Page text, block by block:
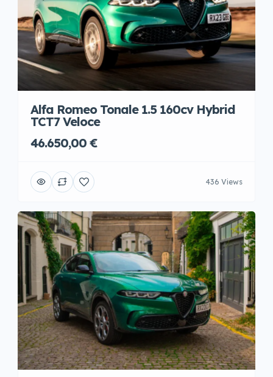
Alfa Romeo Tonale 1.5 160cv Hybrid
TCT7 Veloce
46.650,00 €
436 Views